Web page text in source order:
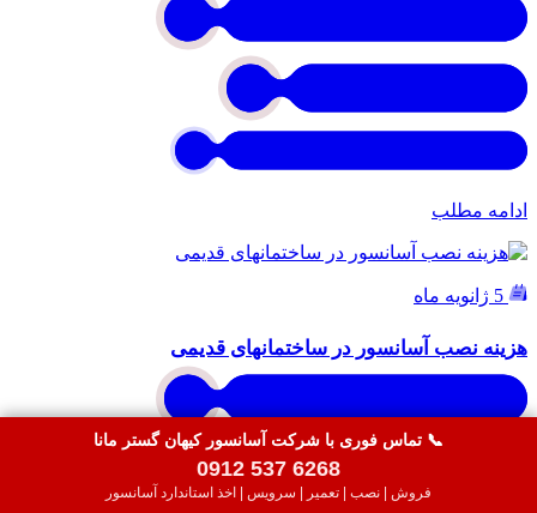
ادامه مطلب
هزینه نصب آسانسور در ساختمانهای قدیمی
📞 تماس فوری با شرکت آسانسور کیهان گستر مانا
0912 537 6268
فروش | نصب | تعمیر | سرویس | اخذ استاندارد آسانسور